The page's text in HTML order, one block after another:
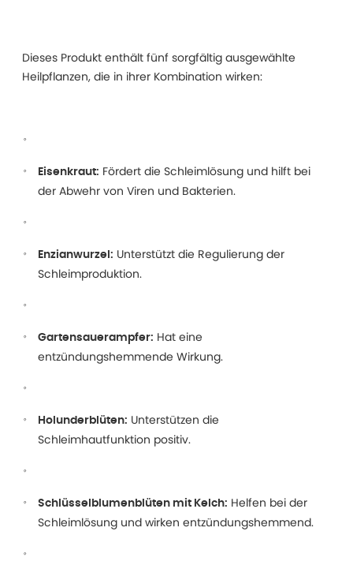
Dieses Produkt enthält fünf sorgfältig ausgewählte
Heilpflanzen, die in ihrer Kombination wirken:
Eisenkraut: Fördert die Schleimlösung und hilft bei
der Abwehr von Viren und Bakterien.
Enzianwurzel: Unterstützt die Regulierung der
Schleimproduktion.
Gartensauerampfer: Hat eine
entzündungshemmende Wirkung.
Holunderblüten: Unterstützen die
Schleimhautfunktion positiv.
Schlüsselblumenblüten mit Kelch: Helfen bei der
Schleimlösung und wirken entzündungshemmend.